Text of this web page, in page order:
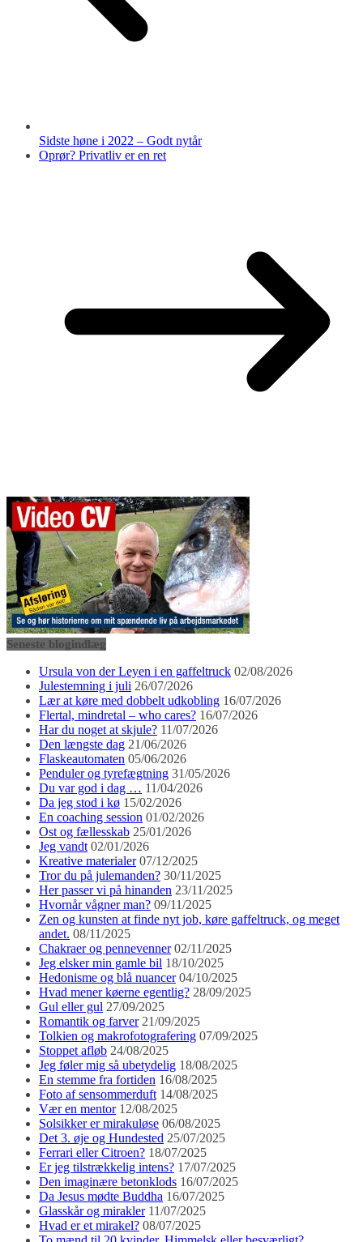
Sidste høne i 2022 – Godt nytår
Oprør? Privatliv er en ret
Seneste blogindlæg
Ursula von der Leyen i en gaffeltruck 02/08/2026
Julestemning i juli 26/07/2026
Lær at køre med dobbelt udkobling 16/07/2026
Flertal, mindretal – who cares? 16/07/2026
Har du noget at skjule? 11/07/2026
Den længste dag 21/06/2026
Flaskeautomaten 05/06/2026
Penduler og tyrefægtning 31/05/2026
Du var god i dag … 11/04/2026
Da jeg stod i kø 15/02/2026
En coaching session 01/02/2026
Ost og fællesskab 25/01/2026
Jeg vandt 02/01/2026
Kreative materialer 07/12/2025
Tror du på julemanden? 30/11/2025
Her passer vi på hinanden 23/11/2025
Hvornår vågner man? 09/11/2025
Zen og kunsten at finde nyt job, køre gaffeltruck, og meget
andet. 08/11/2025
Chakraer og pennevenner 02/11/2025
Jeg elsker min gamle bil 18/10/2025
Hedonisme og blå nuancer 04/10/2025
Hvad mener køerne egentlig? 28/09/2025
Gul eller gul 27/09/2025
Romantik og farver 21/09/2025
Tolkien og makrofotografering 07/09/2025
Stoppet afløb 24/08/2025
Jeg føler mig så ubetydelig 18/08/2025
En stemme fra fortiden 16/08/2025
Foto af sensommerduft 14/08/2025
Vær en mentor 12/08/2025
Solsikker er mirakuløse 06/08/2025
Det 3. øje og Hundested 25/07/2025
Ferrari eller Citroen? 18/07/2025
Er jeg tilstrækkelig intens? 17/07/2025
Den imaginære betonklods 16/07/2025
Da Jesus mødte Buddha 16/07/2025
Glasskår og mirakler 11/07/2025
Hvad er et mirakel? 08/07/2025